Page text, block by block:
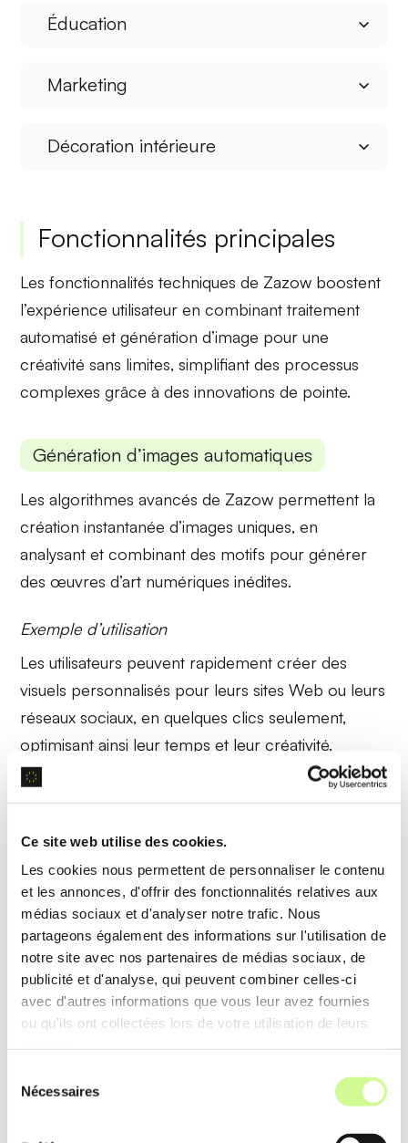
Ce site web utilise des cookies.
Les cookies nous permettent de personnaliser le contenu
et les annonces, d'offrir des fonctionnalités relatives aux
médias sociaux et d'analyser notre trafic. Nous
partageons également des informations sur l'utilisation de
notre site avec nos partenaires de médias sociaux, de
publicité et d'analyse, qui peuvent combiner celles-ci
avec d'autres informations que vous leur avez fournies
ou qu'ils ont collectées lors de votre utilisation de leurs
Nécessaires
Éducation
Marketing
Décoration intérieure
Fonctionnalités principales
Les fonctionnalités techniques de Zazow boostent
l’expérience utilisateur en combinanttraitement
automatisé etgénération d’image pour une
créativité sans limites, simplifiant des processus
complexes grâce à des innovations de pointe.
Génération d’images automatiques
Lesalgorithmes avancés de Zazow permettent la
création instantanée d’images uniques, en
analysant et combinant des motifs pour générer
des œuvres d’art numériques inédites.
Exemple d’utilisation
Les utilisateurs peuvent rapidement créer des
visuels personnalisés pour leurs sites Web ou leurs
réseaux sociaux, en quelques clics seulement,
optimisant ainsi leur temps et leur créativité.
Personnalisation paramétrique
Zazow offre des options deparamétrage détaillé
permettant aux utilisateurs d’ajuster des dizaines de
variables pour affiner les résultats de leurs
créations artistiques.
Exemple d’utilisation
Un designer ajuste les
paramètres de couleurs et
client exigeant.